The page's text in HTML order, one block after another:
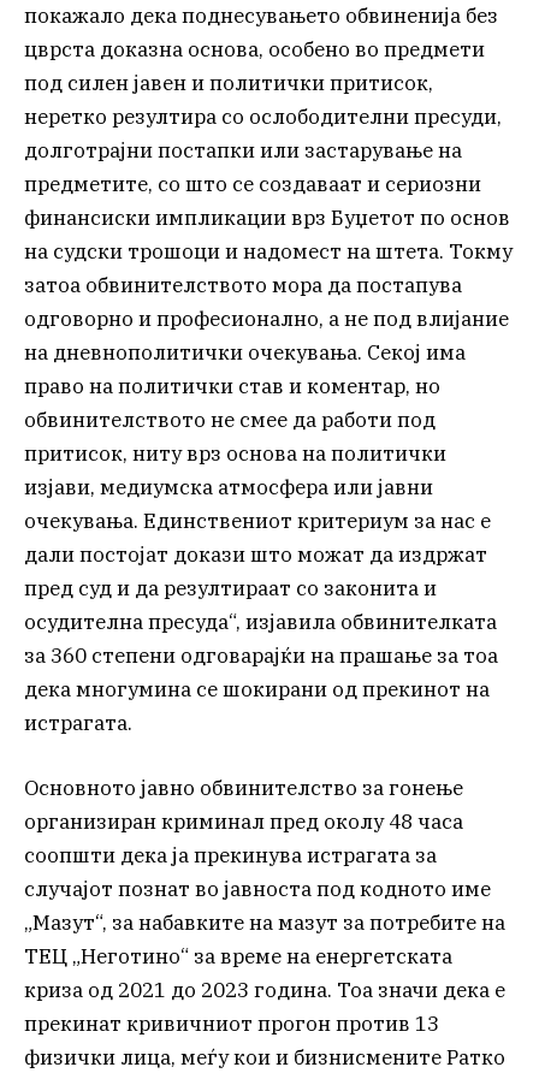
покажало дека поднесувањето обвиненија без
цврста доказна основа, особено во предмети
под силен јавен и политички притисок,
неретко резултира со ослободителни пресуди,
долготрајни постапки или застарување на
предметите, со што се создаваат и сериозни
финансиски импликации врз Буџетот по основ
на судски трошоци и надомест на штета. Токму
затоа обвинителството мора да постапува
одговорно и професионално, а не под влијание
на дневнополитички очекувања. Секој има
право на политички став и коментар, но
обвинителството не смее да работи под
притисок, ниту врз основа на политички
изјави, медиумска атмосфера или јавни
очекувања. Единствениот критериум за нас е
дали постојат докази што можат да издржат
пред суд и да резултираат со законита и
осудителна пресуда“, изјавила обвинителката
за 360 степени одговарајќи на прашање за тоа
дека многумина се шокирани од прекинот на
истрагата.
Основното јавно обвинителство за гонење
организиран криминал пред околу 48 часа
соопшти дека ја прекинува истрагата за
случајот познат во јавноста под кодното име
„Мазут“, за набавките на мазут за потребите на
ТЕЦ „Неготино“ за време на енергетската
криза од 2021 до 2023 година. Тоа значи дека е
прекинат кривичниот прогон против 13
физички лица, меѓу кои и бизнисмените Ратко